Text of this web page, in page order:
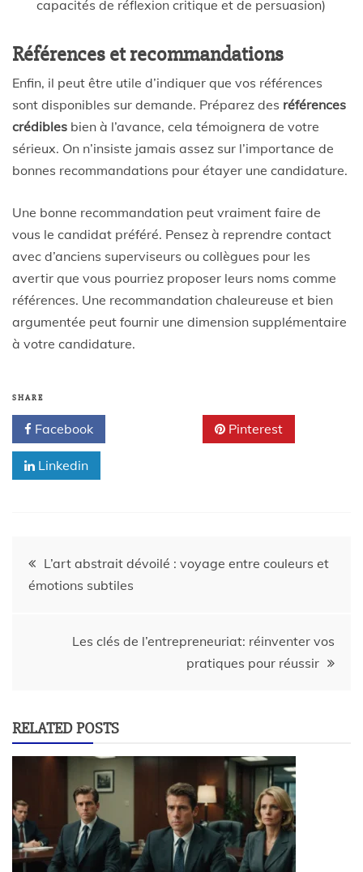
capacités de réflexion critique et de persuasion)
Références et recommandations
Enfin, il peut être utile d’indiquer que vos références
sont disponibles sur demande. Préparez des références
crédibles bien à l’avance, cela témoignera de votre
sérieux. On n’insiste jamais assez sur l’importance de
bonnes recommandations pour étayer une candidature.
Une bonne recommandation peut vraiment faire de
vous le candidat préféré. Pensez à reprendre contact
avec d’anciens superviseurs ou collègues pour les
avertir que vous pourriez proposer leurs noms comme
références. Une recommandation chaleureuse et bien
argumentée peut fournir une dimension supplémentaire
à votre candidature.
SHARE
Facebook Pinterest
Linkedin
L’art abstrait dévoilé : voyage entre couleurs et
émotions subtiles
Les clés de l’entrepreneuriat: réinventer vos
pratiques pour réussir
RELATED POSTS